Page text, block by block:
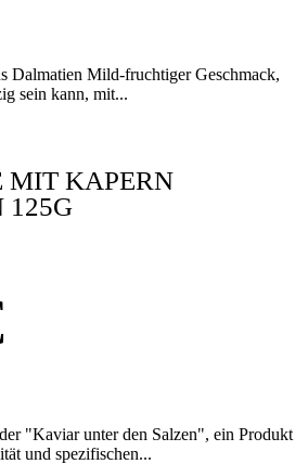
Dalmatien Mild-fruchtiger Geschmack,
sein kann, mit...
MIT KAPERN
125G
"Kaviar unter den Salzen", ein Produkt
und spezifischen...